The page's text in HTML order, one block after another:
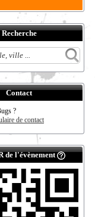
Recherche
Contact
?
de contact
de l'évènement